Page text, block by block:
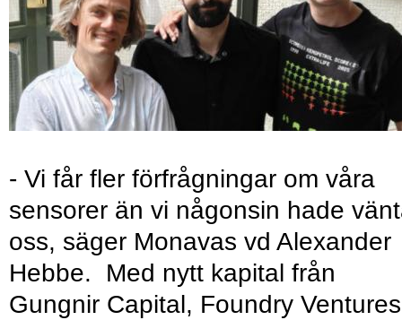
- Vi får fler förfrågningar om våra
sensorer än vi någonsin hade
oss, säger Monavas vd Alexander
Hebbe. Med nytt kapital från
Gungnir Capital, Foundry Ventures